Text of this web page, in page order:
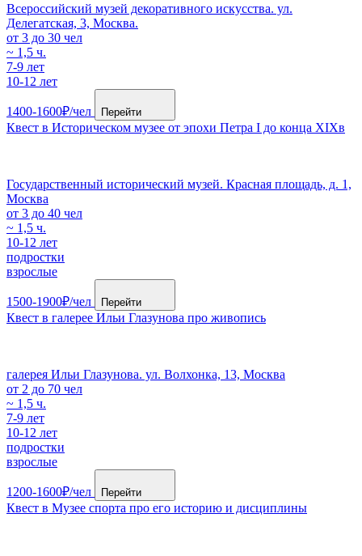
Всероссийский музей декоративного искусства. ул.
Делегатская, 3, Москва.
от 3 до 30 чел
~ 1,5 ч.
7-9 лет
10-12 лет
1400-1600₽/чел Перейти
Квест в Историческом музее от эпохи Петра I до конца XIXв
Государственный исторический музей. Красная площадь, д. 1,
Москва
от 3 до 40 чел
~ 1,5 ч.
10-12 лет
подростки
взрослые
1500-1900₽/чел Перейти
Квест в галерее Ильи Глазунова про живопись
галерея Ильи Глазунова. ул. Волхонка, 13, Москва
от 2 до 70 чел
~ 1,5 ч.
7-9 лет
10-12 лет
подростки
взрослые
1200-1600₽/чел Перейти
Квест в Музее спорта про его историю и дисциплины